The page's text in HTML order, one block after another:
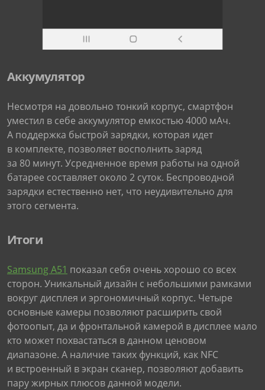
Аккумулятор
Несмотря на довольно тонкий корпус, смартфон
уместил в себе аккумулятор емкостью 4000 мАч.
А поддержка быстрой зарядки, которая идет
в комплекте, позволяет восполнить заряд
за 80 минут. Усредненное время работы на одной
батарее составляет около 2 суток. Беспроводной
зарядки естественно нет, что неудивительно для
этого сегмента.
Итоги
Samsung A51 показал себя очень хорошо со всех
сторон. Уникальный дизайн с небольшими рамками
вокруг дисплея и эргономичный корпус. Четыре
основные камеры позволяют расширить свой
фотоопыт, да и фронтальной камерой в дисплее мало
кто может похвастаться в данном ценовом
диапазоне. А наличие таких функций, как NFC
и встроенный в экран сканер, позволяют добавить
пару жирных плюсов данной модели.